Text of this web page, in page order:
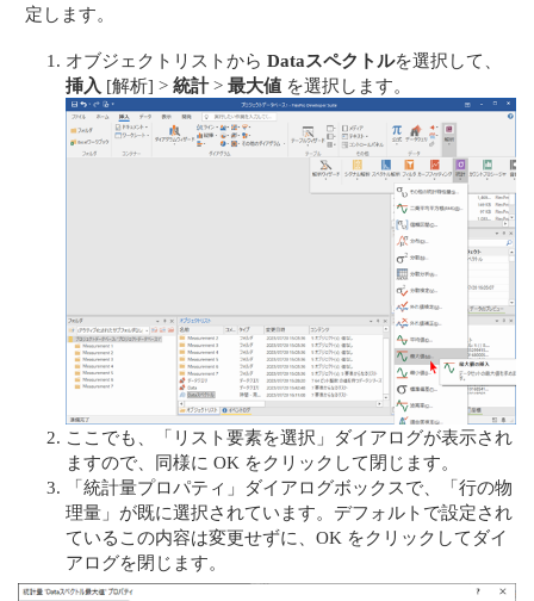
定します。
オブジェクトリストから Dataスペクトルを選択して、
挿入 [解析] > 統計> 最大値 を選択します。
ここでも、「リスト要素を選択」ダイアログが表示され
ますので、同様に OK をクリックして閉じます。
「統計量プロパティ」ダイアログボックスで、「行の物
理量」が既に選択されています。デフォルトで設定され
ているこの内容は変更せずに、OK をクリックしてダイ
アログを閉じます。